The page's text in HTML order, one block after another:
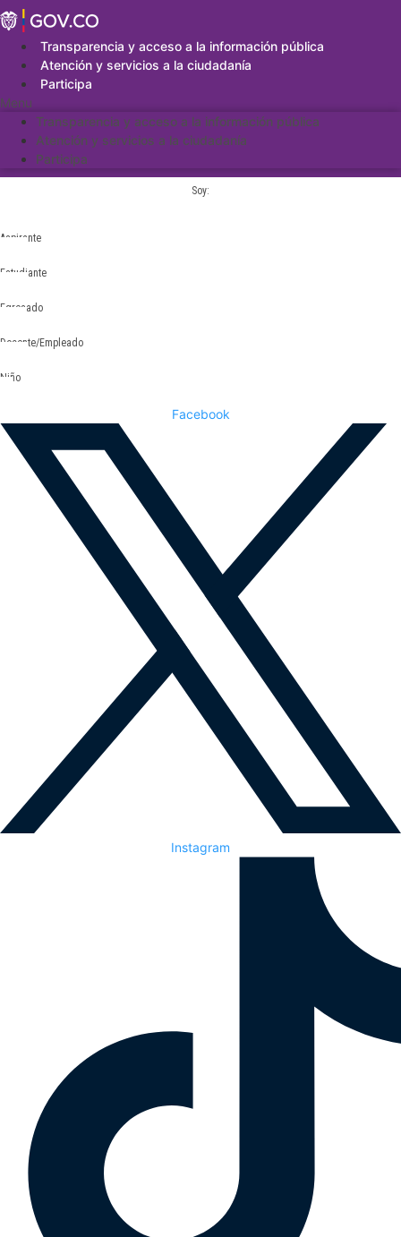
Saltar
al
contenidoTransparencia y acceso a la información pública
Atención y servicios a la ciudadanía
Participa
Menu
Transparencia y acceso a la información pública
Atención y servicios a la ciudadanía
Participa
Soy:
Aspirante
Estudiante
Egresado
Docente/Empleado
Niño
Facebook
Instagram